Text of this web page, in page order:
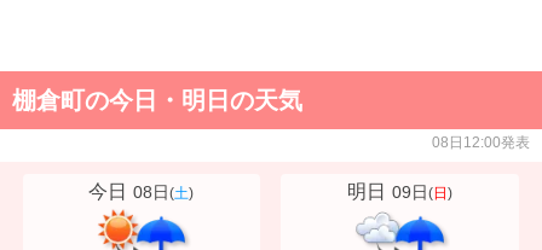
棚倉町の今日・明日の天気
08日12:00発表
今日 08日(土) 明日 09日(日)